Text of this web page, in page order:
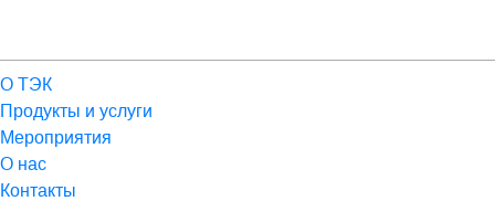
О ТЭК
Продукты и услуги
Мероприятия
О нас
Контакты